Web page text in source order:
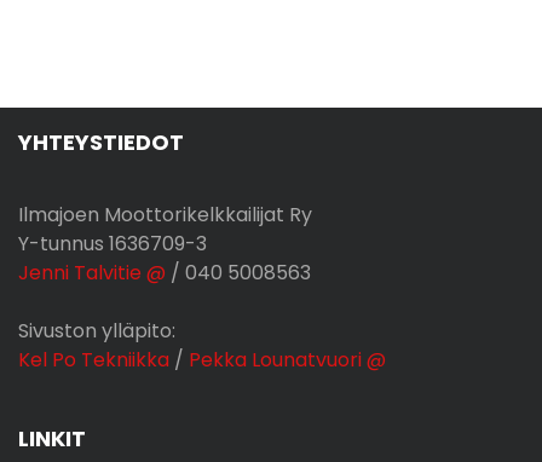
YHTEYSTIEDOT
Ilmajoen Moottorikelkkailijat Ry
Y-tunnus 1636709-3
Jenni Talvitie @ / 040 5008563
Sivuston ylläpito:
Kel Po Tekniikka / Pekka Lounatvuori @
LINKIT